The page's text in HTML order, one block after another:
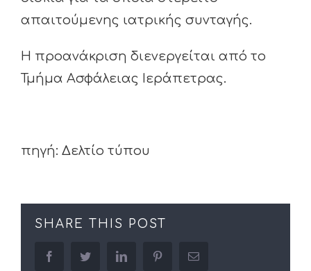
απαιτούμενης ιατρικής συνταγής.
Η προανάκριση διενεργείται από το
Τμήμα Ασφάλειας Ιεράπετρας.
πηγή: Δελτίο τύπου
SHARE THIS POST
facebooktwitter linkedin pinterestEmail